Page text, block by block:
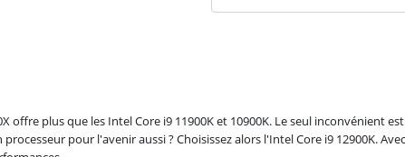
plus que les Intel Core i9 11900K et 10900K. Le seul inconvénient
pour l'avenir aussi ? Choisissez alors l'Intel Core i9 12900K.